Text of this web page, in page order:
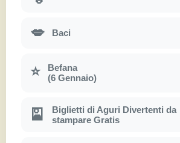
💋 Baci
⭐
Befana
(6 Gennaio)
🎴
Biglietti di Aguri Divertenti da
stampare Gratis